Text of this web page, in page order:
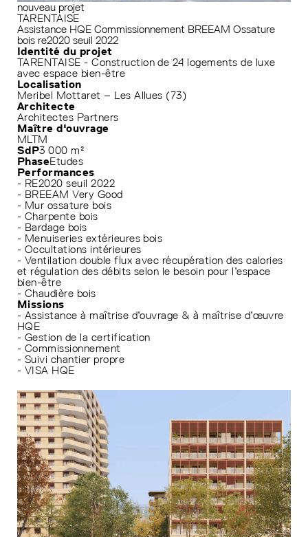
nouveau projet
TARENTAISE
Assistance HQE Commissionnement BREEAM Ossature
bois re2020 seuil 2022
Identité du projet
TARENTAISE - Construction de 24 logements de luxe
avec espace bien-être
Localisation
Meribel Mottaret – Les Allues (73)
Architecte
Architectes Partners
Maître d'ouvrage
MLTM
SdP3 000 m²
PhaseEtudes
Performances
- RE2020 seuil 2022
- BREEAM Very Good
- Mur ossature bois
- Charpente bois
- Bardage bois
- Menuiseries extérieures bois
- Occultations intérieures
- Ventilation double flux avec récupération des calories
et régulation des débits selon le besoin pour l’espace
bien-être
- Chaudière bois
Missions
- Assistance à maîtrise d’ouvrage & à maîtrise d’œuvre
HQE
- Gestion de la certification
- Commissionnement
- Suivi chantier propre
- VISA HQE